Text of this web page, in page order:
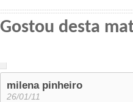
Gostou desta
milena pinheiro
26/01/11